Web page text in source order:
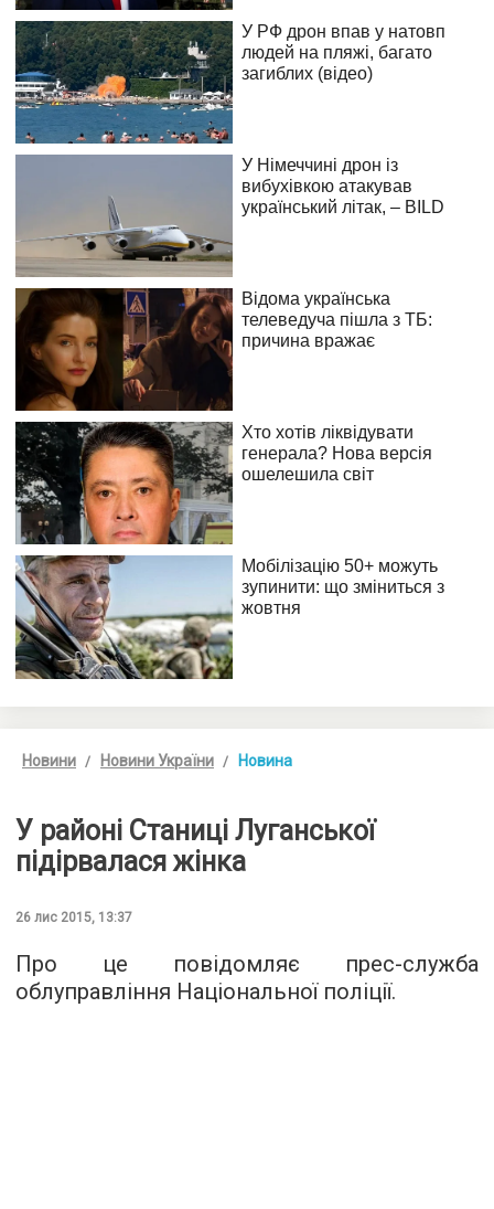
Новини Новини України Новина
У районі Станиці Луганської
підірвалася жінка
26 лис 2015, 13:37
Про це повідомляє прес-служба
облуправління Національної поліції.